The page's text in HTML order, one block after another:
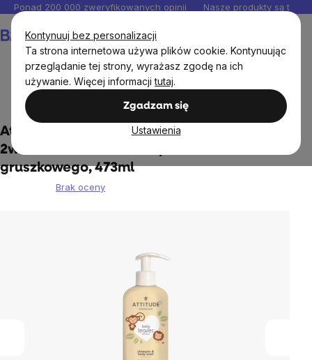
Kontynuuj bez personalizacji
Ta strona internetowa używa plików cookie. Kontynuując
przeglądanie tej strony, wyrażasz zgodę na ich
używanie. Więcej informacjitutaj.
Zgadzam się
Ustawienia
Przejść
do
treści
Ponad 200 000 zweryfikowanych opinii Nasze produkty są
Kosmetyki dziecięce
Attitude - Baby mydło i szampon do ciała
2w1 - Liście dziecka o zapachu soku
gruszkowego, 473ml
Brak oceny